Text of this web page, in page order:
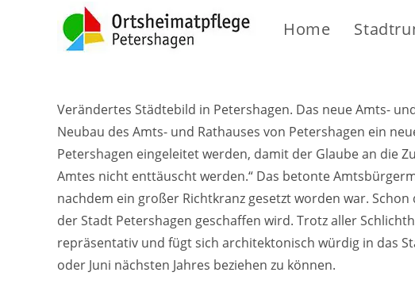
Home
Verändertes Städtebild in Petershagen. Das neue Amts-
Neubau des Amts- und Rathauses von Petershagen ein
Petershagen eingeleitet werden, damit der Glaube an die
Amtes nicht enttäuscht werden.“ Das betonte
nachdem ein großer Richtkranz gesetzt worden war.
der Stadt Petershagen geschaffen wird. Trotz aller
repräsentativ und fügt sich architektonisch würdig in das
oder Juni nächsten Jahres beziehen zu können.